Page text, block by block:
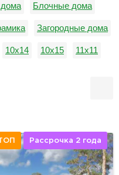
Блочные дома
Загородные дома
10х14 10х15 11х11
ТОП Рассрочка 2 года